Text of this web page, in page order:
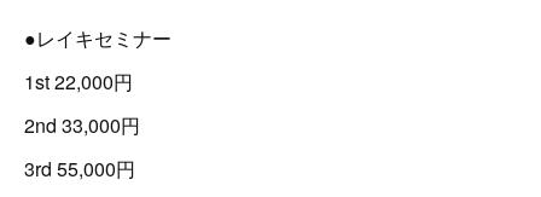
●レイキセミナー
1st 22,000円
2nd 33,000円
3rd 55,000円